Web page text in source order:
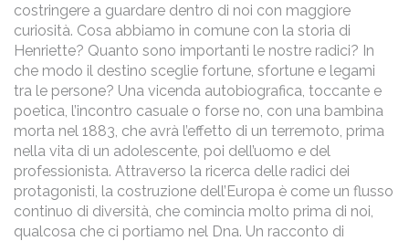
costringere a guardare dentro di noi con maggiore
curiosità. Cosa abbiamo in comune con la storia di
Henriette? Quanto sono importanti le nostre radici? In
che modo il destino sceglie fortune, sfortune e legami
tra le persone? Una vicenda autobiografica, toccante e
poetica, l’incontro casuale o forse no, con una bambina
morta nel 1883, che avrà l’effetto di un terremoto, prima
nella vita di un adolescente, poi dell’uomo e del
professionista. Attraverso la ricerca delle radici dei
protagonisti, la costruzione dell’Europa è come un flusso
continuo di diversità, che comincia molto prima di noi,
qualcosa che ci portiamo nel Dna. Un racconto di